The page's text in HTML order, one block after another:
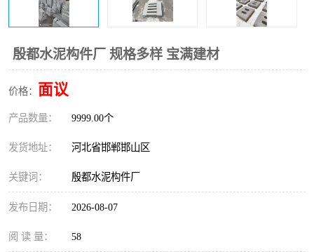
殷都水泥构件厂 规格多样 宝满建材
价格： 面议
产品数量： 9999.00个
发货地址： 河北省邯郸邯山区
关键词： 殷都水泥构件厂
发布日期： 2026-08-07
阅 读 量： 58